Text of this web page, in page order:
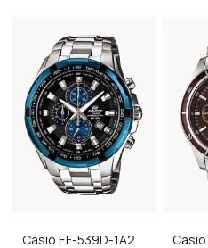
Casio EF-539D-1A2 Casio